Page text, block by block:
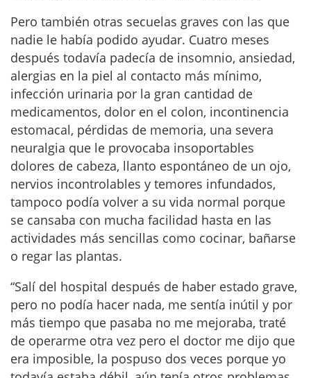
Pero también otras secuelas graves con las que
nadie le había podido ayudar. Cuatro meses
después todavía padecía de insomnio, ansiedad,
alergias en la piel al contacto más mínimo,
infección urinaria por la gran cantidad de
medicamentos, dolor en el colon, incontinencia
estomacal, pérdidas de memoria, una severa
neuralgia que le provocaba insoportables
dolores de cabeza, llanto espontáneo de un ojo,
nervios incontrolables y temores infundados,
tampoco podía volver a su vida normal porque
se cansaba con mucha facilidad hasta en las
actividades más sencillas como cocinar, bañarse
o regar las plantas.
“Salí del hospital después de haber estado grave,
pero no podía hacer nada, me sentía inútil y por
más tiempo que pasaba no me mejoraba, traté
de operarme otra vez pero el doctor me dijo que
era imposible, la pospuso dos veces porque yo